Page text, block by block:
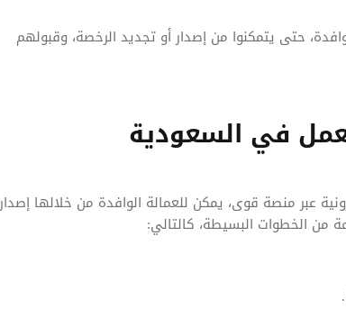
حتى يتمكنوا من إصدار أو تجديد الرخصة، وقبولهم
في السعودية
عبر منصة قوى، يمكن للعمالة الوافدة من خلالها إصدار
من الخطوات البسيطة، كالتالي: